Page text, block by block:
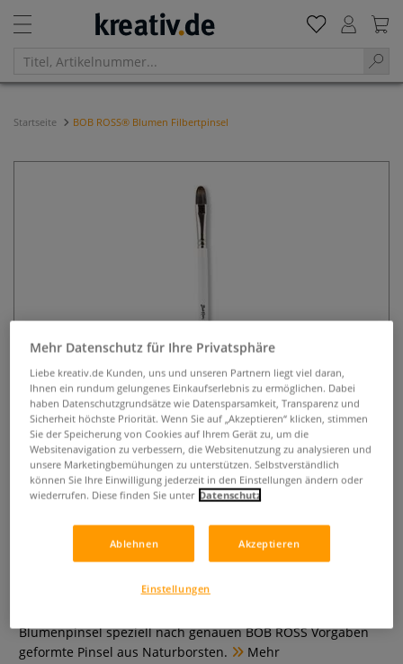
Startseite BOB ROSS® Blumen Filbertpinsel
BOB ROSS® Blumen Filbertpinsel
0 Bewertungen
Blumenpinsel speziell nach genauen BOB ROSS Vorgaben
geformte Pinsel aus Naturborsten.
Mehr
Mehr Datenschutz für Ihre Privatsphäre
Liebe kreativ.de Kunden, uns und unseren Partnern liegt viel daran,
Ihnen ein rundum gelungenes Einkaufserlebnis zu ermöglichen. Dabei
haben Datenschutzgrundsätze wie Datensparsamkeit, Transparenz und
Sicherheit höchste Priorität. Wenn Sie auf „Akzeptieren“ klicken, stimmen
Sie der Speicherung von Cookies auf Ihrem Gerät zu, um die
Websitenavigation zu verbessern, die Websitenutzung zu analysieren und
unsere Marketingbemühungen zu unterstützen. Selbstverständlich
können Sie Ihre Einwilligung jederzeit in den Einstellungen ändern oder
wiederrufen. Diese finden Sie unter Datenschutz
Ablehnen Akzeptieren
Einstellungen